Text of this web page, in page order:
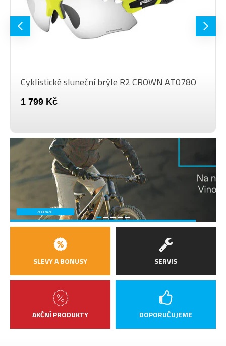
použít i jako čistič sklíček.
Čočky jsou pokryty speciální
zrcadlovou vrstvou, která
jednoduše odrazí.
pomáhá mozku lépe a rychleji
reagovat.
Nastavitelné
Koncovky/stranice jsou možné
libovolně nastavit všemi směry,
čímž zvyšují komfort a
zabezpečují dobré držení na
hlavě.
Cyklistické sluneční brýle R2 CROWN AT078O
1 799 Kč
ZOBRAZIT
SLEVY A BONUSY
AKČNÍ PRODUKTY
SERVIS
DOPORUČUJEME